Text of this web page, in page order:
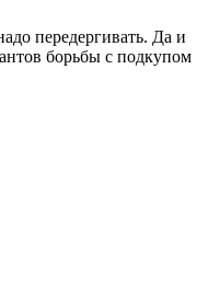
передергивать. Да и
борьбы с подкупом